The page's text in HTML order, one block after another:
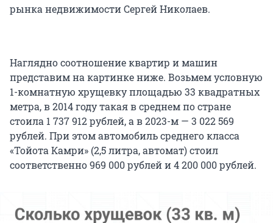
рынка недвижимости Сергей Николаев.
Наглядно соотношение квартир и машин
представим на картинке ниже. Возьмем условную
1-комнатную хрущевку площадью 33 квадратных
метра, в 2014 году такая в среднем по стране
стоила 1 737 912 рублей, а в 2023-м — 3 022 569
рублей. При этом автомобиль среднего класса
«Тойота Камри» (2,5 литра, автомат) стоил
соответственно 969 000 рублей и 4 200 000 рублей.